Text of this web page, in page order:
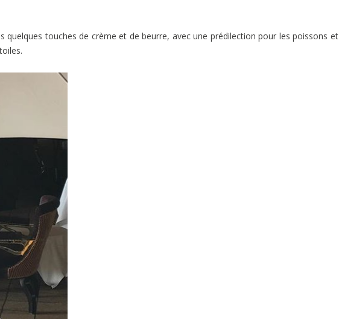
quelques touches de crème et de beurre, avec une prédilection pour les poissons et